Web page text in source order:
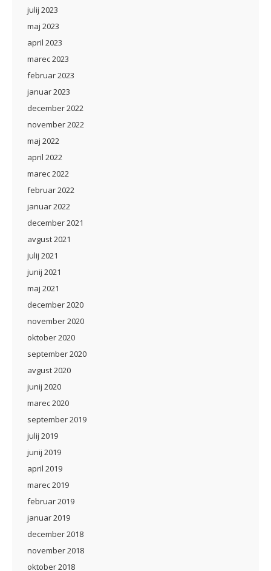
julij 2023
maj 2023
april 2023
marec 2023
februar 2023
januar 2023
december 2022
november 2022
maj 2022
april 2022
marec 2022
februar 2022
januar 2022
december 2021
avgust 2021
julij 2021
junij 2021
maj 2021
december 2020
november 2020
oktober 2020
september 2020
avgust 2020
junij 2020
marec 2020
september 2019
julij 2019
junij 2019
april 2019
marec 2019
februar 2019
januar 2019
december 2018
november 2018
oktober 2018